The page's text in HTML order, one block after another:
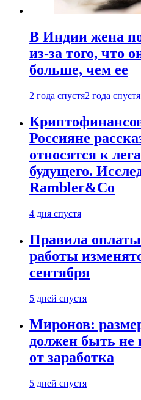
В Индии жена
из-за того, что
больше, чем ее
2 года спустя2 года спустя
Россияне
относятся к
будущего.
Rambler&Co
4 дня спустя
Правила
работы
сентября
5 дней спустя
Миронов:
должен быть не
от заработка
5 дней спустя